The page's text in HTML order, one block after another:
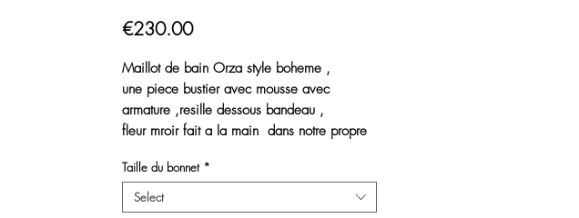
€230.00Price
Maillot de bain Orza style boheme ,
une piece bustier avec mousse avec
armature ,resille dessous bandeau ,
fleur mroir fait a la main dans notre propre
Bretelle à nouer , et coupe dos droit
Taille du bonnet *
Select